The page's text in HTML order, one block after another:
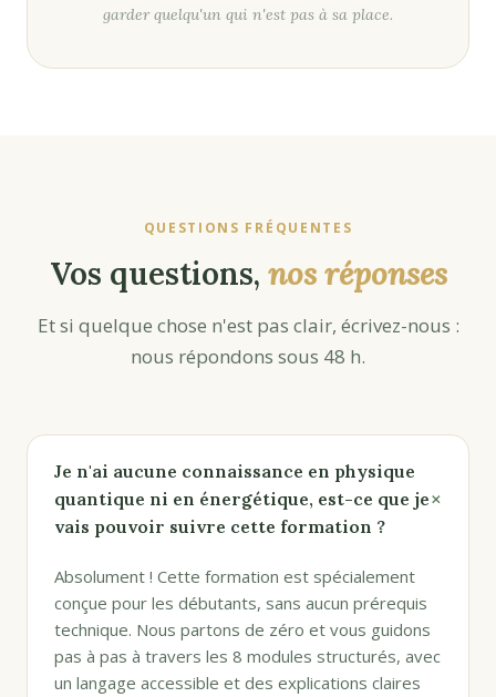
garder quelqu'un qui n'est pas à sa place.
QUESTIONS FRÉQUENTES
Vos questions, nos réponses
Et si quelque chose n'est pas clair, écrivez-nous :
nous répondons sous 48 h.
Je n'ai aucune connaissance en physique
quantique ni en énergétique, est-ce que je
vais pouvoir suivre cette formation ?
+
Absolument ! Cette formation est spécialement
conçue pour les débutants, sans aucun prérequis
technique. Nous partons de zéro et vous guidons
pas à pas à travers les 8 modules structurés, avec
un langage accessible et des explications claires